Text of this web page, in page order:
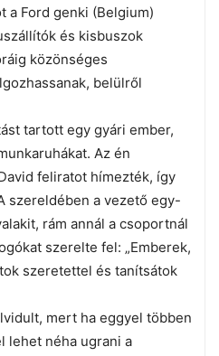
a Ford genki (Belgium)
és kisbuszok
közönséges
belülről
tartott egy gyári ember,
Az én
feliratot hímezték, így
szereldében a vezető egy-
rám annál a csoportnál
szerelte fel: „Emberek,
szeretettel és tanítsátok
mert ha eggyel többen
lehet néha ugrani a